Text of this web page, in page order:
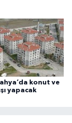
konut ve
yapacak